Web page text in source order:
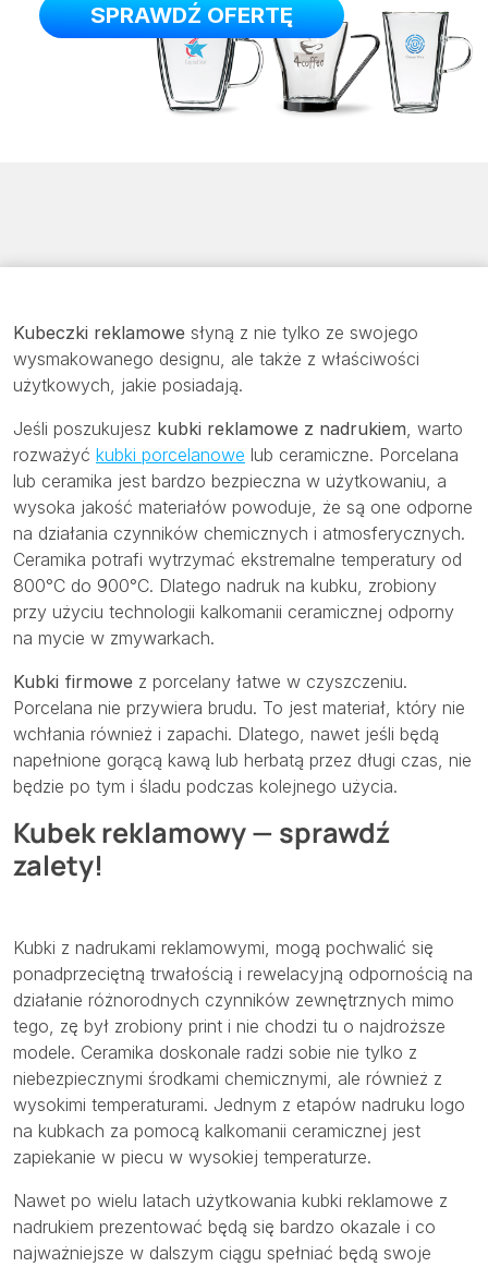
SPRAWDŹ OFERTĘ
Kubeczki reklamowe słyną z nie tylko ze swojego
wysmakowanego designu, ale także z właściwości
użytkowych, jakie posiadają.
Jeśli poszukujesz kubki reklamowe z nadrukiem, warto
rozważyć kubki porcelanowe lub ceramiczne. Porcelana
lub ceramika jest bardzo bezpieczna w użytkowaniu, a
wysoka jakość materiałów powoduje, że są one odporne
na działania czynników chemicznych i atmosferycznych.
Ceramika potrafi wytrzymać ekstremalne temperatury od
800°C do 900°C. Dlatego nadruk na kubku, zrobiony
przy użyciu technologii kalkomanii ceramicznej odporny
na mycie w zmywarkach.
Kubki firmowe z porcelany łatwe w czyszczeniu.
Porcelana nie przywiera brudu. To jest materiał, który nie
wchłania również i zapachi. Dlatego, nawet jeśli będą
napełnione gorącą kawą lub herbatą przez długi czas, nie
będzie po tym i śladu podczas kolejnego użycia.
Kubek reklamowy — sprawdź
zalety!
Kubki z nadrukami reklamowymi, mogą pochwalić się
ponadprzeciętną trwałością i rewelacyjną odpornością na
działanie różnorodnych czynników zewnętrznych mimo
tego, zę był zrobiony print i nie chodzi tu o najdroższe
modele. Ceramika doskonale radzi sobie nie tylko z
niebezpiecznymi środkami chemicznymi, ale również z
wysokimi temperaturami. Jednym z etapów nadruku logo
na kubkach za pomocą kalkomanii ceramicznej jest
zapiekanie w piecu w wysokiej temperaturze.
Nawet po wielu latach użytkowania kubki reklamowe z
nadrukiem prezentować będą się bardzo okazale i co
najważniejsze w dalszym ciągu spełniać będą swoje